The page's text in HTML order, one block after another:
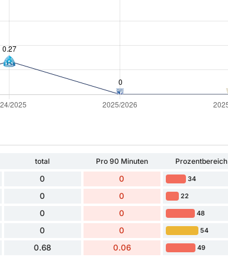
total Pro 90 Minuten
Prozentbereich
0 0 34
0 0 22
0 0 48
0 0 54
0.68 0.06 49